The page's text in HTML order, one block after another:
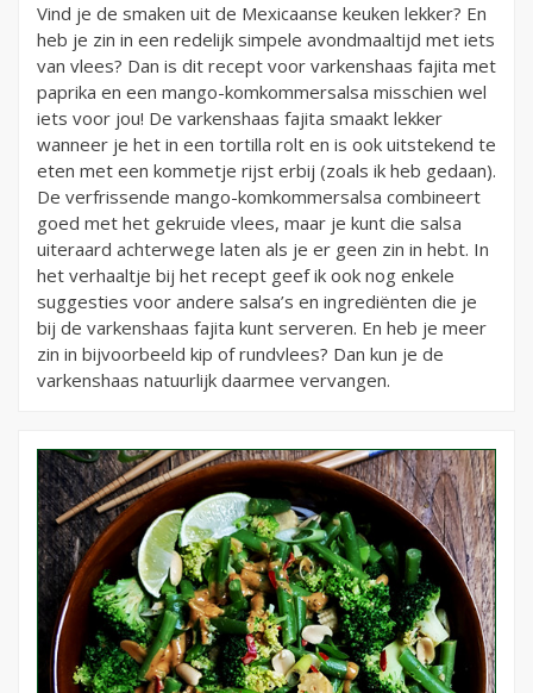
Vind je de smaken uit de Mexicaanse keuken lekker? En
heb je zin in een redelijk simpele avondmaaltijd met iets
van vlees? Dan is dit recept voor varkenshaas fajita met
paprika en een mango-komkommersalsa misschien wel
iets voor jou! De varkenshaas fajita smaakt lekker
wanneer je het in een tortilla rolt en is ook uitstekend te
eten met een kommetje rijst erbij (zoals ik heb gedaan).
De verfrissende mango-komkommersalsa combineert
goed met het gekruide vlees, maar je kunt die salsa
uiteraard achterwege laten als je er geen zin in hebt. In
het verhaaltje bij het recept geef ik ook nog enkele
suggesties voor andere salsa’s en ingrediënten die je
bij de varkenshaas fajita kunt serveren. En heb je meer
zin in bijvoorbeeld kip of rundvlees? Dan kun je de
varkenshaas natuurlijk daarmee vervangen.